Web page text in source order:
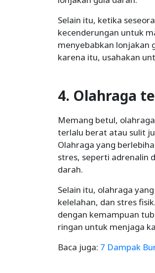
Selain itu, ketika
kecenderungan untuk
menyebabkan lonjakan
karena itu, usahakan
4. Olahraga
Memang betul,
terlalu berat atau sulit
Olahraga yang
stres, seperti adrenalin
darah.
Selain itu, olahraga
kelelahan, dan stres
dengan kemampuan
ringan untuk menjaga
Baca juga: 7 Dampak